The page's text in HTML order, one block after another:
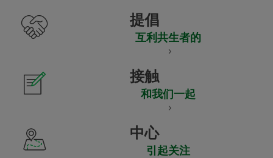
提倡
互利共生者的
接触
和我们一起
中心
引起关注